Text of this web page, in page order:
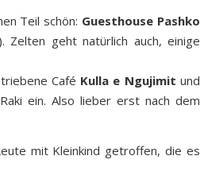
Teil schön: Guesthouse Pashko
Zelten geht natürlich auch, einige
Café Kulla e Ngujimit und
ein. Also lieber erst nach dem
mit Kleinkind getroffen, die es